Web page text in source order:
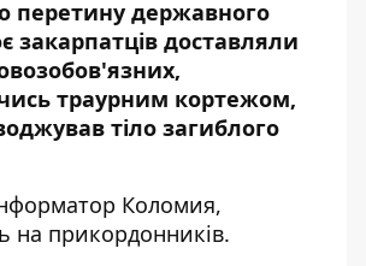
перетину державного
закарпатців доставляли
траурним кортежом,
тіло загиблого
Коломия,
на прикордонників.